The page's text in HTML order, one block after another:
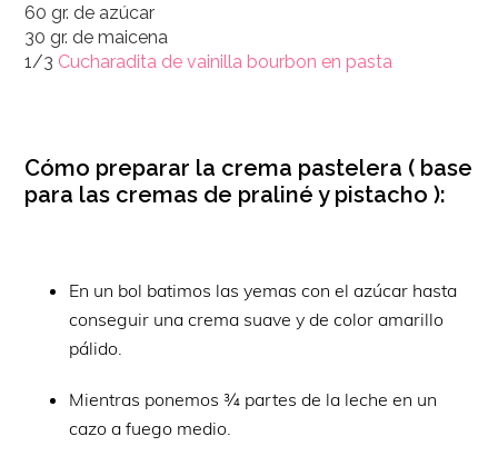
60 gr. de azúcar
30 gr. de maicena
1/3 Cucharadita de vainilla bourbon en pasta
Cómo preparar la crema pastelera ( base
para las cremas de praliné y pistacho ):
En un bol batimos las yemas con el azúcar hasta
conseguir una crema suave y de color amarillo
pálido.
Mientras ponemos ¾ partes de la leche en un
cazo a fuego medio.